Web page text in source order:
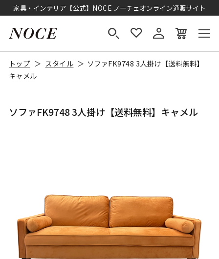
家具・インテリア【公式】NOCE ノーチェオンライン通販サイト
トップ スタイル
ソファFK9748 3人掛け【送料無料】
キャメル
ソファFK9748 3人掛け【送料無料】キャメル